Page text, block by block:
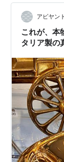
ウン。 昭和
もの。 娘も
産」。 孫の
アビヤン
これが、本
タリア製の